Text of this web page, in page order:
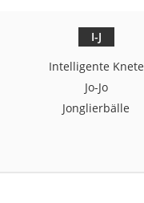
I-J
Intelligente Knete
Jo-Jo
Jonglierbälle